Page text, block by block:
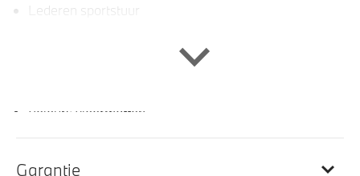
Lederen sportstuur
Velours vloermatten
Lederen bekleding
Garantie